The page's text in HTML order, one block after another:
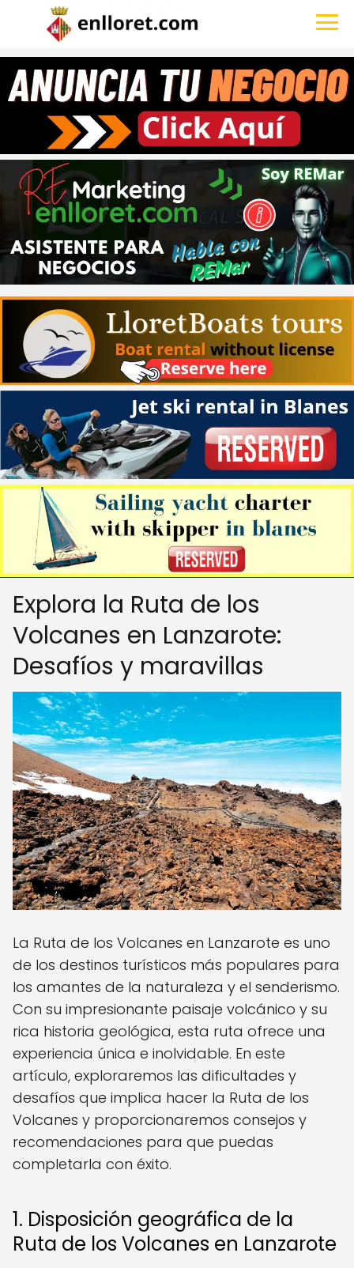
Explora la Ruta de los
Volcanes en Lanzarote:
Desafíos y maravillas
La Ruta de los Volcanes en Lanzarote es uno
de los destinos turísticos más populares para
los amantes de la naturaleza y el senderismo.
Con su impresionante paisaje volcánico y su
rica historia geológica, esta ruta ofrece una
experiencia única e inolvidable. En este
artículo, exploraremos las dificultades y
desafíos que implica hacer la Ruta de los
Volcanes y proporcionaremos consejos y
recomendaciones para que puedas
completarla con éxito.
1. Disposición geográfica de la
Ruta de los Volcanes en Lanzarote